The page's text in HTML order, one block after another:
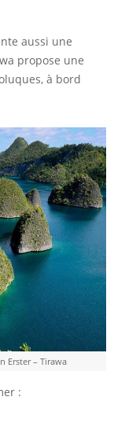
aussi une
propose une
à bord
Erster – Tirawa
: